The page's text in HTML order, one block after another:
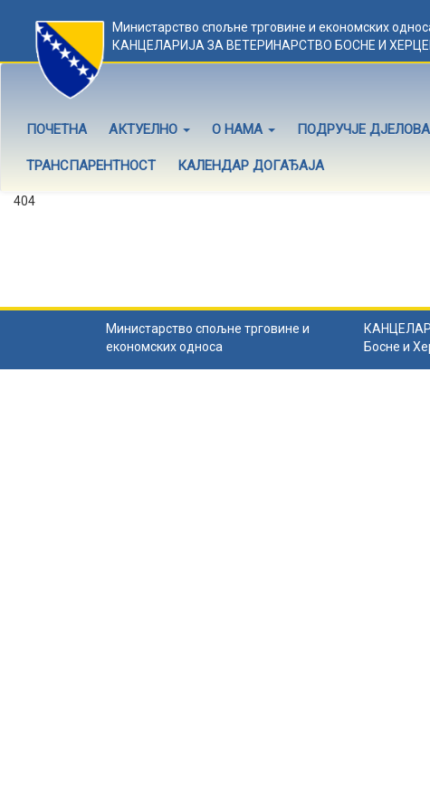
Министарство спољне трговине и економских
КАНЦЕЛАРИЈА ЗА ВЕТЕРИНАРСТВО БОСНЕ И
ПОЧЕТНА АКТУЕЛНО О НАМА ПОДРУЧЈЕ
ТРАНСПАРЕНТНОСТ КАЛЕНДАР ДОГАЂАЈА
404
Министарство спољне трговине и
економских односа
Босне и